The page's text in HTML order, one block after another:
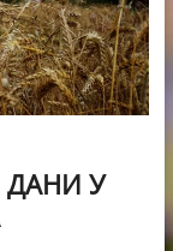
ДАНИ У